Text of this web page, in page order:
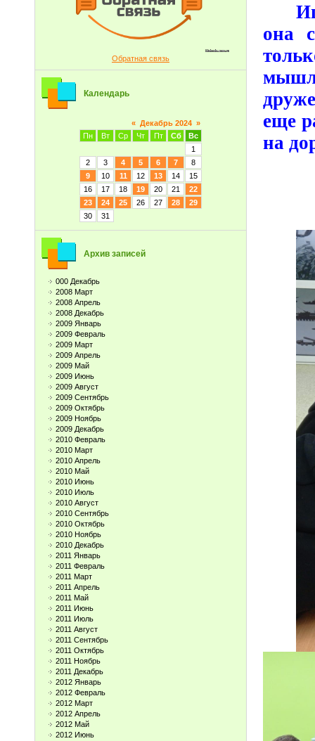
Обратная связь
Календарь
« Декабрь 2024 »
Пн
Вт Ср Чт Пт Сб
Вс
1
2
3 4 5 6 7
8
9
10 11 12 13 14
15
16
17 18 19 20 21
22
23
24 25 26 27 28
29
30
31
Архив записей
000 Декабрь
2008 Март
2008 Апрель
2008 Декабрь
2009 Январь
2009 Февраль
2009 Март
2009 Апрель
2009 Май
2009 Июнь
2009 Август
2009 Сентябрь
2009 Октябрь
2009 Ноябрь
2009 Декабрь
2010 Февраль
2010 Март
2010 Апрель
2010 Май
2010 Июнь
2010 Июль
2010 Август
2010 Сентябрь
2010 Октябрь
2010 Ноябрь
2010 Декабрь
2011 Январь
2011 Февраль
2011 Март
2011 Апрель
2011 Май
2011 Июнь
2011 Июль
2011 Август
2011 Сентябрь
2011 Октябрь
2011 Ноябрь
2011 Декабрь
2012 Январь
2012 Февраль
2012 Март
2012 Апрель
2012 Май
2012 Июнь
она
еще
на